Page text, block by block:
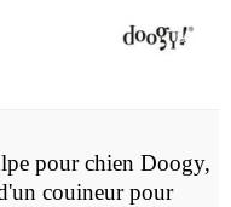
pour chien Doogy,
couineur pour